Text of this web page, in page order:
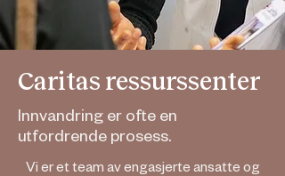
Caritas ressurssenter
Innvandring er ofte en
utfordrende prosess.
Vi er et team av engasjerte ansatte og